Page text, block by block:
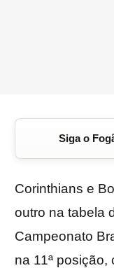
Siga o
Corinthians e
outro na tabela
Campeonato
na 11ª